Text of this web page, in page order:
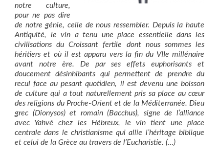
notre culture,
pour ne pas dire
de notre génie, celle de nous ressembler. Depuis la haute
Antiquité, le vin a tenu une place essentielle dans les
civilisations du Croissant fertile dont nous sommes les
héritiers et où il est apparu vers la fin du VIIe millénaire
avant notre ère. De par ses effets euphorisants et
doucement désinhibants qui permettent de prendre du
recul face au pesant quotidien, il est devenu une boisson
de culture qui a tout naturellement pris sa place au cœur
des religions du Proche-Orient et de la Méditerranée. Dieu
grec (Dionysos) et romain (Bacchus), signe de l’alliance
avec Yahvé chez les Hébreux, le vin tient une place
centrale dans le christianisme qui allie l’héritage biblique
et celui de la Grèce au travers de l’Eucharistie. (…)